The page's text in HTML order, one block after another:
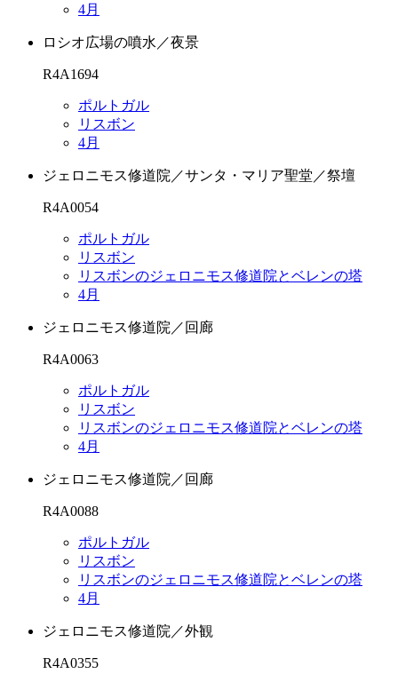
4月
ロシオ広場の噴水／夜景
R4A1694
ポルトガル
リスボン
4月
ジェロニモス修道院／サンタ・マリア聖堂／祭壇
R4A0054
ポルトガル
リスボン
リスボンのジェロニモス修道院とベレンの塔
4月
ジェロニモス修道院／回廊
R4A0063
ポルトガル
リスボン
リスボンのジェロニモス修道院とベレンの塔
4月
ジェロニモス修道院／回廊
R4A0088
ポルトガル
リスボン
リスボンのジェロニモス修道院とベレンの塔
4月
ジェロニモス修道院／外観
R4A0355